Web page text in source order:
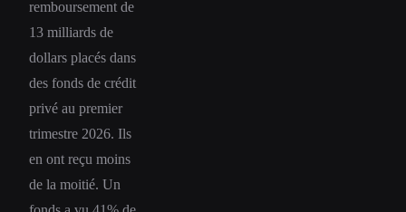
remboursement de
13 milliards de
dollars placés dans
des fonds de crédit
privé au premier
trimestre 2026. Ils
en ont reçu moins
de la moitié. Un